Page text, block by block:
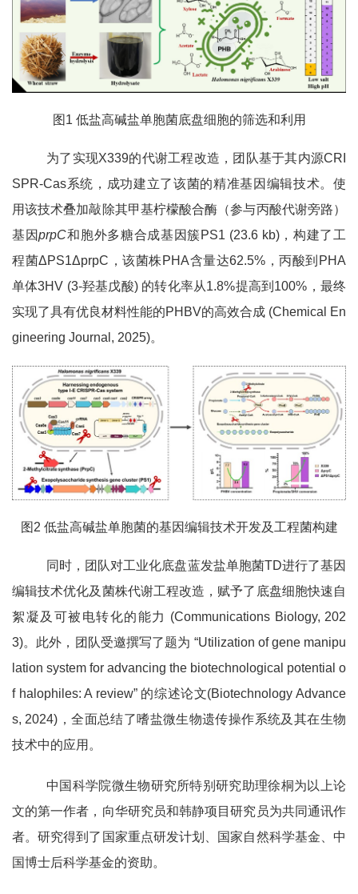
图1 低盐高碱盐单胞菌底盘细胞的筛选和利用
为了实现X339的代谢工程改造，团队基于其内源CRI
SPR-Cas系统，成功建立了该菌的精准基因编辑技术。使
用该技术叠加敲除其甲基柠檬酸合酶（参与丙酸代谢旁路）
基因prpC和胞外多糖合成基因簇PS1 (23.6 kb)，构建了工
程菌ΔPS1ΔprpC，该菌株PHA含量达62.5%，丙酸到PHA
单体3HV (3-羟基戊酸) 的转化率从1.8%提高到100%，最终
实现了具有优良材料性能的PHBV的高效合成 (Chemical En
gineering Journal, 2025)。
图2 低盐高碱盐单胞菌的基因编辑技术开发及工程菌构建
同时，团队对工业化底盘蓝发盐单胞菌TD进行了基因
编辑技术优化及菌株代谢工程改造，赋予了底盘细胞快速自
絮凝及可被电转化的能力 (Communications Biology, 202
3)。此外，团队受邀撰写了题为 “Utilization of gene manipu
lation system for advancing the biotechnological potential o
f halophiles: A review” 的综述论文(Biotechnology Advance
s, 2024)，全面总结了嗜盐微生物遗传操作系统及其在生物
技术中的应用。
中国科学院微生物研究所特别研究助理徐桐为以上论
文的第一作者，向华研究员和韩静项目研究员为共同通讯作
者。研究得到了国家重点研发计划、国家自然科学基金、中
国博士后科学基金的资助。